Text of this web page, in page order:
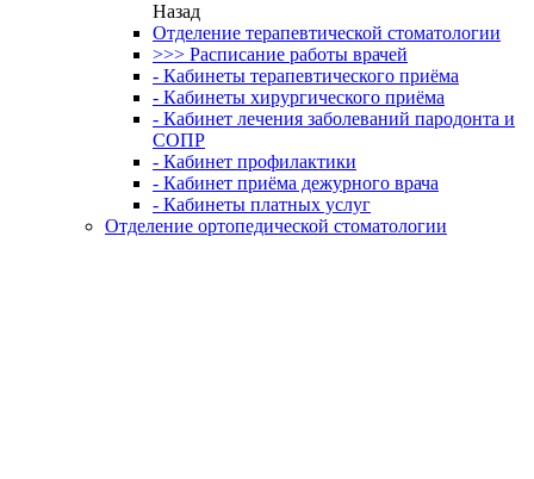
Назад
Отделение терапевтической стоматологии
>>> Расписание работы врачей
- Кабинеты терапевтического приёма
- Кабинеты хирургического приёма
- Кабинет лечения заболеваний пародонта и
СОПР
- Кабинет профилактики
- Кабинет приёма дежурного врача
- Кабинеты платных услуг
Отделение ортопедической стоматологии